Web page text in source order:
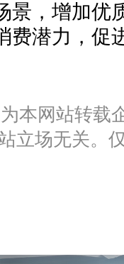
景，增加优
费潜力，促
本网站转载
立场无关。